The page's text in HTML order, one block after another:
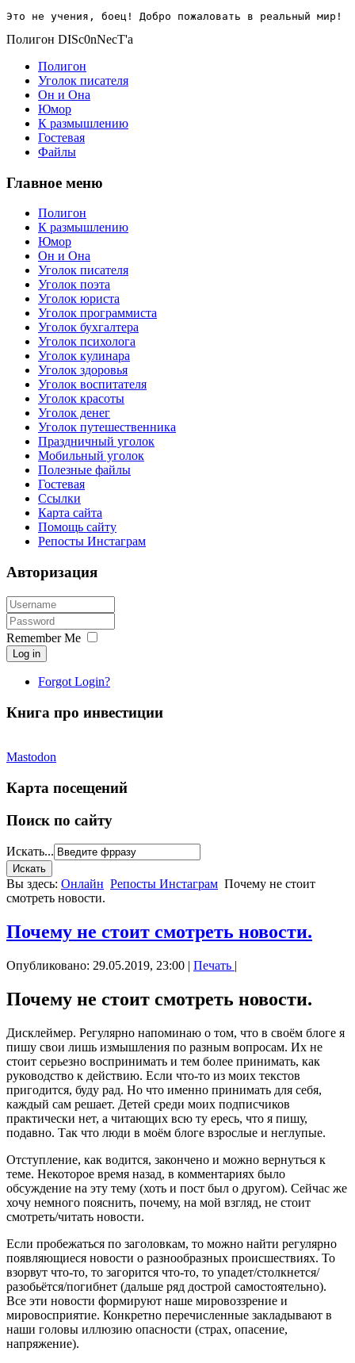
Это не учения, боец! Добро пожаловать в реальный мир!
Полигон DISc0nNecT'a
Полигон
Уголок писателя
Он и Она
Юмор
К размышлению
Гостевая
Файлы
Главное меню
Полигон
К размышлению
Юмор
Он и Она
Уголок писателя
Уголок поэта
Уголок юриста
Уголок программиста
Уголок бухгалтера
Уголок психолога
Уголок кулинара
Уголок здоровья
Уголок воспитателя
Уголок красоты
Уголок денег
Уголок путешественника
Праздничный уголок
Мобильный уголок
Полезные файлы
Гостевая
Ссылки
Карта сайта
Помощь сайту
Репосты Инстаграм
Авторизация
Remember Me
Log in
Forgot Login?
Книга про инвестиции
Mastodon
Карта посещений
Поиск по сайту
Искать...
Вы здесь: Онлайн Репосты Инстаграм Почему не стоит
смотреть новости.
Почему не стоит смотреть новости.
Опубликовано: 29.05.2019, 23:00 | Печать |
Почему не стоит смотреть новости.
Дисклеймер. Регулярно напоминаю о том, что в своём блоге я
пишу свои лишь измышления по разным вопросам. Их не
стоит серьезно воспринимать и тем более принимать, как
руководство к действию. Если что-то из моих текстов
пригодится, буду рад. Но что именно принимать для себя,
каждый сам решает. Детей среди моих подписчиков
практически нет, а читающих всю ту ересь, что я пишу,
подавно. Так что люди в моём блоге взрослые и неглупые.
Отступление, как водится, закончено и можно вернуться к
теме. Некоторое время назад, в комментариях было
обсуждение на эту тему (хоть и пост был о другом). Сейчас же
хочу немного пояснить, почему, на мой взгляд, не стоит
смотреть/читать новости.
Если пробежаться по заголовкам, то можно найти регулярно
появляющиеся новости о разнообразных происшествиях. То
взорвут что-то, то загорится что-то, то упадет/столкнется/
разобьётся/погибнет (дальше ряд дострой самостоятельно).
Все эти новости формируют наше мировоззрение и
мировосприятие. Конкретно перечисленные закладывают в
наши головы иллюзию опасности (страх, опасение,
напряжение).